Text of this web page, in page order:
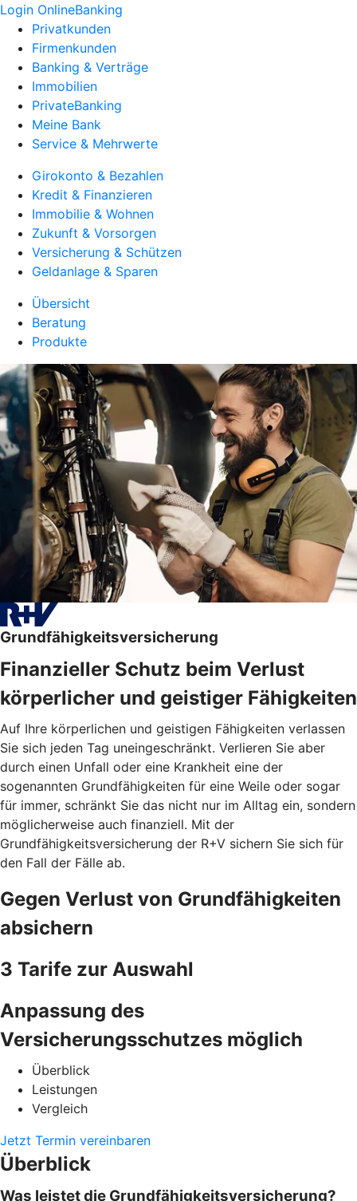
Login OnlineBanking
Privatkunden
Firmenkunden
Banking & Verträge
Immobilien
PrivateBanking
Meine Bank
Service & Mehrwerte
Girokonto & Bezahlen
Kredit & Finanzieren
Immobilie & Wohnen
Zukunft & Vorsorgen
Versicherung & Schützen
Geldanlage & Sparen
Übersicht
Beratung
Produkte
Grundfähigkeitsversicherung
Finanzieller Schutz beim Verlust
körperlicher und geistiger Fähigkeiten
Auf Ihre körperlichen und geistigen Fähigkeiten verlassen
Sie sich jeden Tag uneingeschränkt. Verlieren Sie aber
durch einen Unfall oder eine Krankheit eine der
sogenannten Grundfähigkeiten für eine Weile oder sogar
für immer, schränkt Sie das nicht nur im Alltag ein, sondern
möglicherweise auch finanziell. Mit der
Grundfähigkeitsversicherung der R+V sichern Sie sich für
den Fall der Fälle ab.
Gegen Verlust von Grundfähigkeiten
absichern
3 Tarife zur Auswahl
Anpassung des
Versicherungsschutzes möglich
Überblick
Leistungen
Vergleich
Jetzt Termin vereinbaren
Überblick
Was leistet die Grundfähigkeitsversicherung?